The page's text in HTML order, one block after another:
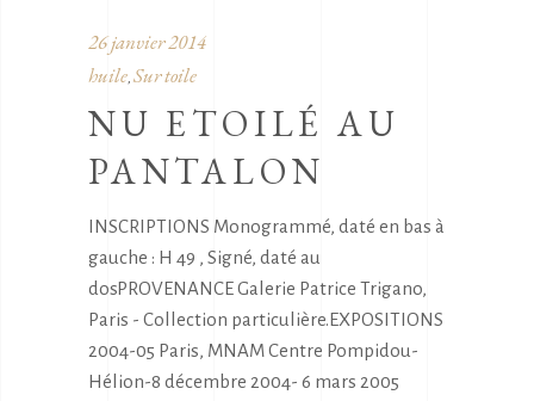
26 janvier 2014
huile, Sur toile
NU ETOILÉ AU
PANTALON
INSCRIPTIONS Monogrammé, daté en bas à
gauche : H 49 , Signé, daté au
dosPROVENANCE Galerie Patrice Trigano,
Paris - Collection particulière.EXPOSITIONS
2004-05 Paris, MNAM Centre Pompidou-
Hélion-8 décembre 2004- 6 mars 2005